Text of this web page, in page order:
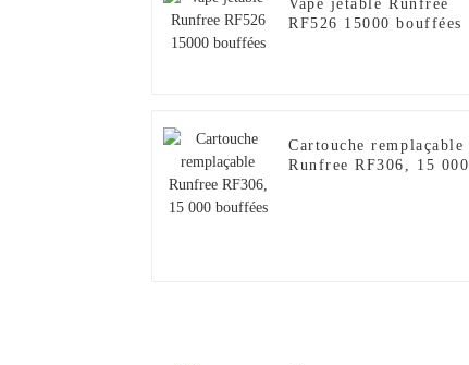
Vape jetable Runfree
RF526 15000 bouffées
Cartouche remplaçable
Runfree RF306, 15 000